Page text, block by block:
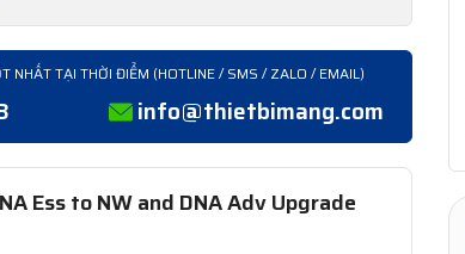
NHẤT TẠI THỜI ĐIỂM (HOTLINE / SMS / ZALO / EMAIL)
info@thietbimang.com
Ess to NW and DNA Adv Upgrade